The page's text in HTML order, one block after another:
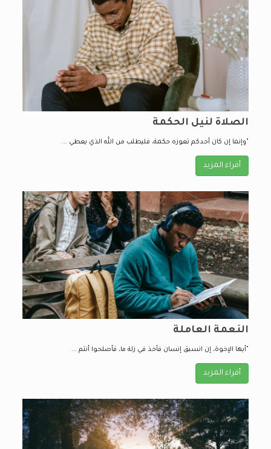
الصلاة لنيل الحكمة
"وإنما إن كان أحدكم تعوزه حكمة، فليطلب من الله الذي يعطي ...
أقراء المزيد
النعمة العاملة
"أيها الإخوة، إن انسبق إنسان فأخذ في زلة ما، فأصلحوا أنتم ...
أقراء المزيد